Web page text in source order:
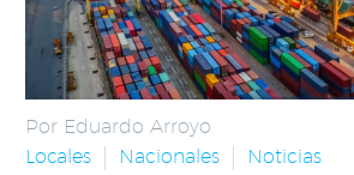
Por Eduardo Arroyo
Locales
Nacionales Noticias